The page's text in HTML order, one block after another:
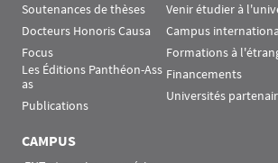
Soutenances de thèses
Docteurs Honoris Causa
Focus
Les Éditions Panthéon-Ass
as
Publications
Venir étudier à
Campus
Formations à
Financements
Universités
CAMPUS